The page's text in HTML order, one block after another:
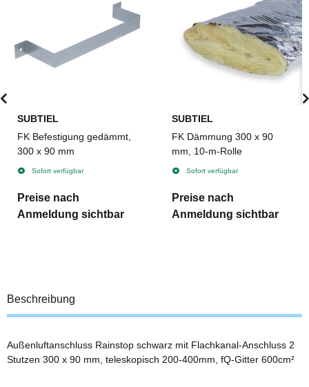
SUBTIEL
FK Befestigung gedämmt,
300 x 90 mm
Sofort verfügbar
Preise nach
Anmeldung sichtbar
SUBTIEL
FK Dämmung 300 x 90
mm, 10-m-Rolle
Sofort verfügbar
Preise nach
Anmeldung sichtbar
Beschreibung
Außenluftanschluss Rainstop schwarz mit Flachkanal-Anschluss 2
Stutzen 300 x 90 mm, teleskopisch 200-400mm, fQ-Gitter 600cm²